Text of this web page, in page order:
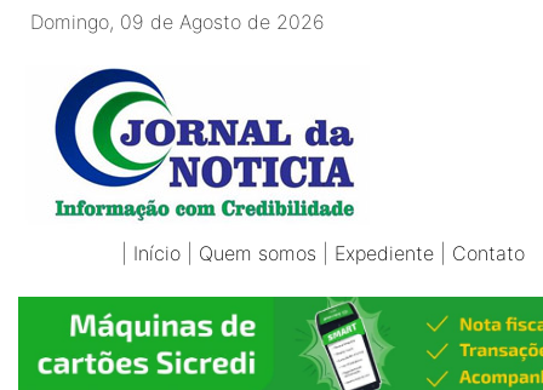
Domingo, 09 de Agosto de 2026
Início Quem somos Expediente Contato